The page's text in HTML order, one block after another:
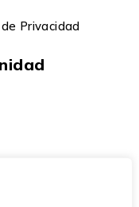
Privacidad